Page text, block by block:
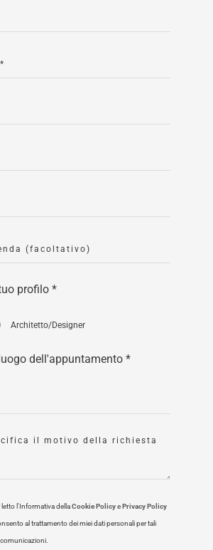
profilo *
Architetto/Designer
dell'appuntamento *
letto l'Informativa dellaCookie Policye Privacy Policy
al trattamento dei miei dati personali per tali